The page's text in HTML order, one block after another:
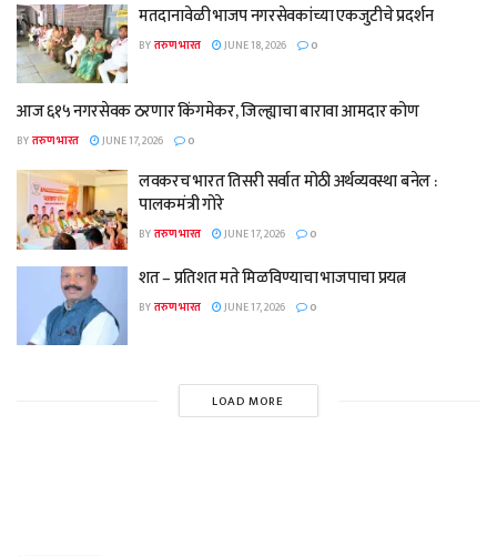
मतदानावेळी भाजप नगरसेवकांच्या एकजुटीचे प्रदर्शन
BYतरुण भारत JUNE 18, 2026 0
आज ६१५ नगरसेवक ठरणार किंगमेकर, जिल्ह्याचा बारावा आमदार कोण
BYतरुण भारत JUNE 17, 2026 0
लवकरच भारत तिसरी सर्वात मोठी अर्थव्यवस्था बनेल :
पालकमंत्री गोरे
BYतरुण भारत JUNE 17, 2026 0
शत – प्रतिशत मते मिळविण्याचा भाजपाचा प्रयत्न
BYतरुण भारत JUNE 17, 2026 0
LOAD MORE